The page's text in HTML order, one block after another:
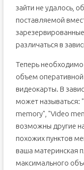
зайти не удалось,
поставляемой
различаться в
Теперь
объем
видеокарты. В
может называться:
memory", "Video
возможны другие
похожих пунктов
ваша материнская
максимального